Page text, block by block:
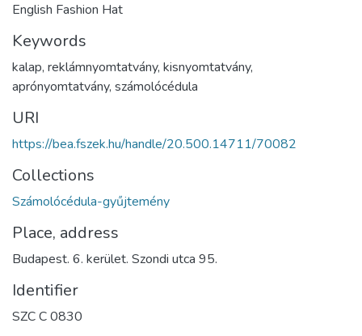
English Fashion Hat
Keywords
kalap, reklámnyomtatvány, kisnyomtatvány,
aprónyomtatvány, számolócédula
URI
https://bea.fszek.hu/handle/20.500.14711/70082
Collections
Számolócédula-gyűjtemény
Place, address
Budapest. 6. kerület. Szondi utca 95.
Identifier
SZC C 0830